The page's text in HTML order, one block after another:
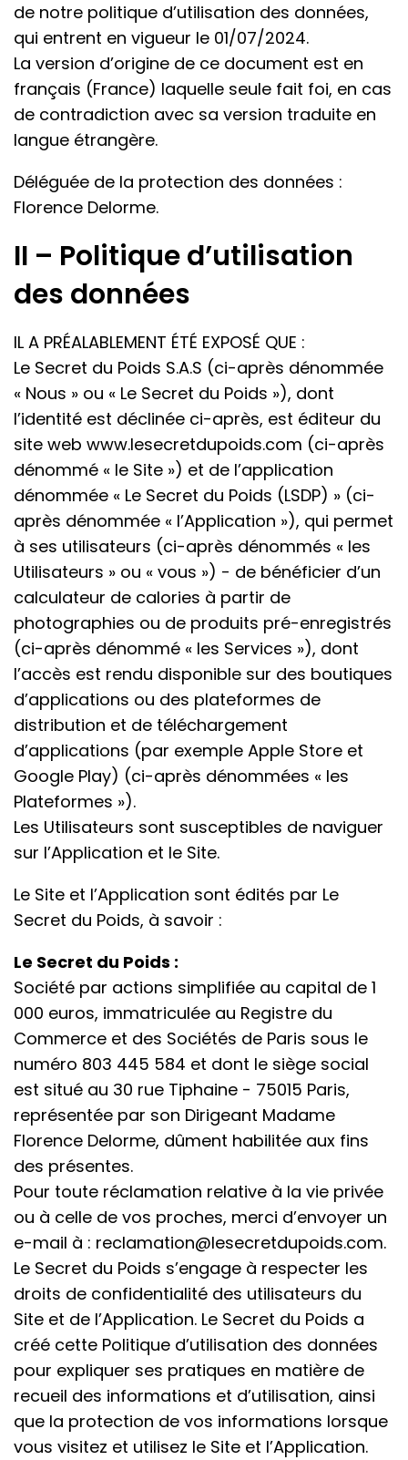
de notre politique d’utilisation des données,
qui entrent en vigueur le 01/07/2024.
La version d’origine de ce document est en
français (France) laquelle seule fait foi, en cas
de contradiction avec sa version traduite en
langue étrangère.
Déléguée de la protection des données :
Florence Delorme.
II – Politique d’utilisation
des données
IL A PRÉALABLEMENT ÉTÉ EXPOSÉ QUE :
Le Secret du Poids S.A.S (ci-après dénommée
« Nous » ou « Le Secret du Poids »), dont
l’identité est déclinée ci-après, est éditeur du
site web www.lesecretdupoids.com (ci-après
dénommé « le Site ») et de l’application
dénommée « Le Secret du Poids (LSDP) » (ci-
après dénommée « l’Application »), qui permet
à ses utilisateurs (ci-après dénommés « les
Utilisateurs » ou « vous ») - de bénéficier d’un
calculateur de calories à partir de
photographies ou de produits pré-enregistrés
(ci-après dénommé « les Services »), dont
l’accès est rendu disponible sur des boutiques
d’applications ou des plateformes de
distribution et de téléchargement
d’applications (par exemple Apple Store et
Google Play) (ci-après dénommées « les
Plateformes »).
Les Utilisateurs sont susceptibles de naviguer
sur l’Application et le Site.
Le Site et l’Application sont édités par Le
Secret du Poids, à savoir :
Le Secret du Poids :
Société par actions simplifiée au capital de 1
000 euros, immatriculée au Registre du
Commerce et des Sociétés de Paris sous le
numéro 803 445 584 et dont le siège social
est situé au 30 rue Tiphaine - 75015 Paris,
représentée par son Dirigeant Madame
Florence Delorme, dûment habilitée aux fins
des présentes.
Pour toute réclamation relative à la vie privée
ou à celle de vos proches, merci d’envoyer un
e-mail à : reclamation@lesecretdupoids.com.
Le Secret du Poids s’engage à respecter les
droits de confidentialité des utilisateurs du
Site et de l’Application. Le Secret du Poids a
créé cette Politique d’utilisation des données
pour expliquer ses pratiques en matière de
recueil des informations et d’utilisation, ainsi
que la protection de vos informations lorsque
vous visitez et utilisez le Site et l’Application.